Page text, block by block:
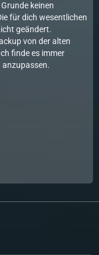
keinen
für dich wesentlichen
geändert.
von der alten
finde es immer
anzupassen.